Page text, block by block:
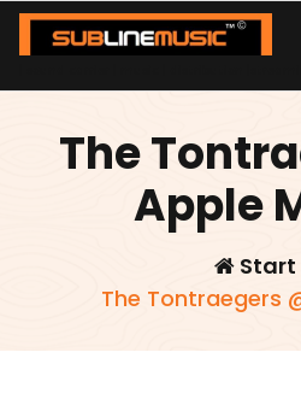
Zum
Inhalt
The
Apple
Start
The Tontraegers